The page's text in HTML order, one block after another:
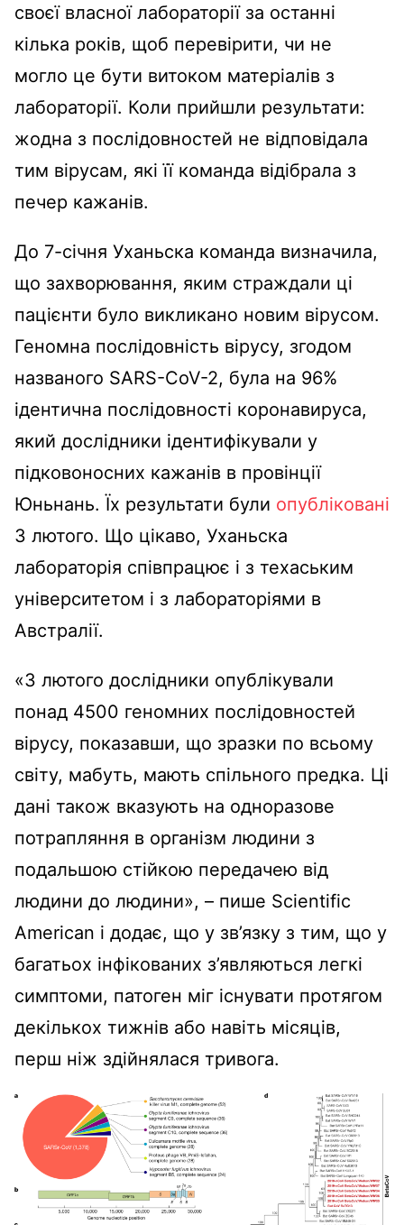
своєї власної лабораторії за останні
кілька років, щоб перевірити, чи не
могло це бути витоком матеріалів з
лабораторії. Коли прийшли результати:
жодна з послідовностей не відповідала
тим вірусам, які її команда відібрала з
печер кажанів.
До 7-січня Уханьска команда визначила,
що захворювання, яким страждали ці
пацієнти було викликано новим вірусом.
Геномна послідовність вірусу, згодом
названого SARS-CoV-2, була на 96%
ідентична послідовності коронавируса,
який дослідники ідентифікували у
підковоносних кажанів в провінції
Юньнань. Їх результати були опубліковані
3 лютого. Що цікаво, Уханьска
лабораторія співпрацює і з техаським
університетом і з лабораторіями в
Австралії.
«З лютого дослідники опублікували
понад 4500 геномних послідовностей
вірусу, показавши, що зразки по всьому
світу, мабуть, мають спільного предка. Ці
дані також вказують на одноразове
потрапляння в організм людини з
подальшою стійкою передачею від
людини до людини», – пише Scientific
American і додає, що у зв’язку з тим, що у
багатьох інфікованих з’являються легкі
симптоми, патоген міг існувати протягом
декількох тижнів або навіть місяців,
перш ніж здійнялася тривога.